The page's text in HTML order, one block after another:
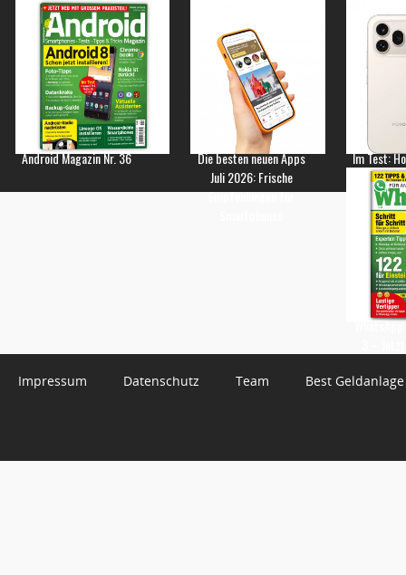
Android Magazin Nr. 36
Die besten neuen Apps
Juli 2026: Frische
Empfehlungen für
Im Test:
Impressum Datenschutz Team Best Geldanlage